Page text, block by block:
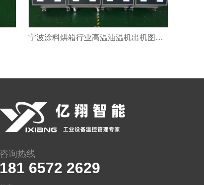
宁波涂料烘箱行业高温油温机出机图——模温机
咨询热线
181 6572 2629